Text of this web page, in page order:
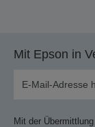
Mit Epson in
Mit der